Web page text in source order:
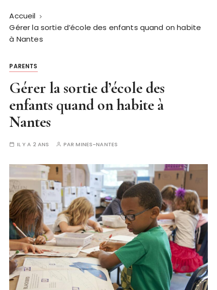
Accueil
Gérer la sortie d’école des enfants quand on habite
à Nantes
PARENTS
Gérer la sortie d’école des
enfants quand on habite à
Nantes
IL Y A 2 ANS PARMINES-NANTES